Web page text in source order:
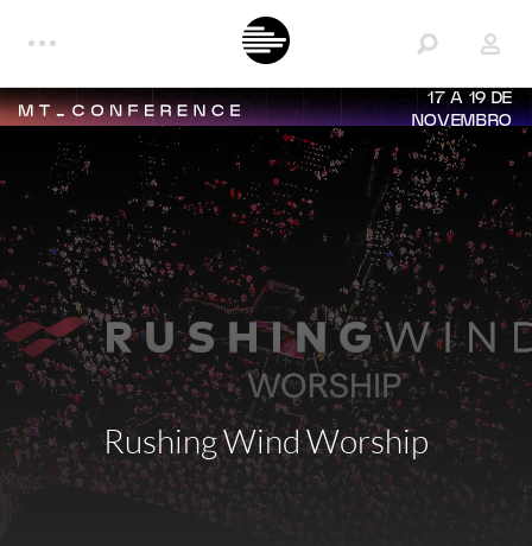
17 A 19 DE
NOVEMBRO
Rushing Wind Worship